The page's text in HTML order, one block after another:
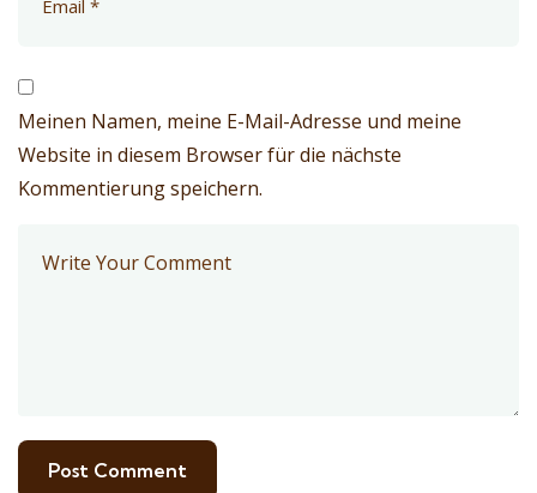
Meinen Namen, meine E-Mail-Adresse und meine
Website in diesem Browser für die nächste
Kommentierung speichern.